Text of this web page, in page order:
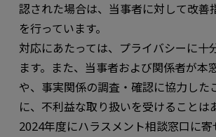
認された場合は、当事者に対して改善
を行っています。
対応にあたっては、プライバシーに十
ます。また、当事者および関係者が本
や、事実関係の調査・確認に協力した
に、不利益な取り扱いを受けることは
2024年度にハラスメント相談窓口に